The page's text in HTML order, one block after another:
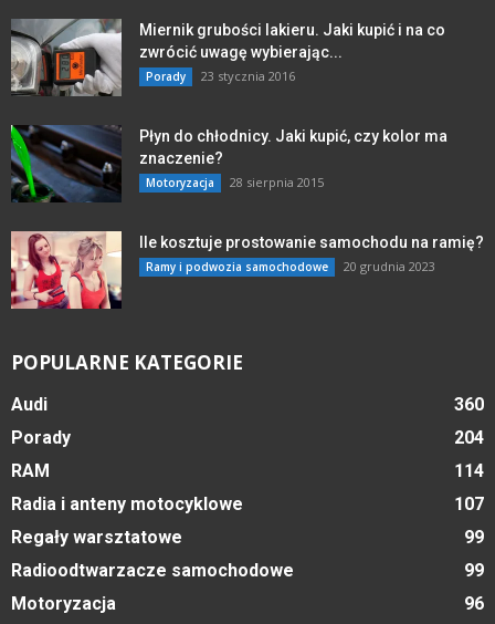
Miernik grubości lakieru. Jaki kupić i na co
zwrócić uwagę wybierając...
Porady 23 stycznia 2016
Płyn do chłodnicy. Jaki kupić, czy kolor ma
znaczenie?
Motoryzacja 28 sierpnia 2015
Ile kosztuje prostowanie samochodu na ramię?
Ramy i podwozia samochodowe 20 grudnia 2023
POPULARNE KATEGORIE
Audi
360
Porady
204
RAM
114
Radia i anteny motocyklowe
107
Regały warsztatowe
99
Radioodtwarzacze samochodowe
99
Motoryzacja
96